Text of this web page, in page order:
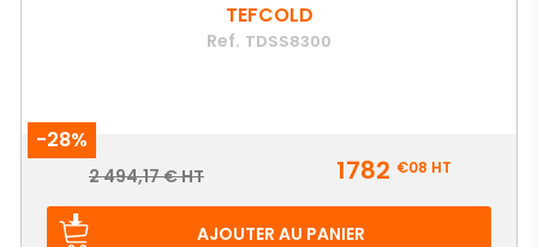
TEFCOLD
Ref. TDSS8300
-28%
Prix
Prix
2 494,17 € HT 1782 €08 HT
AJOUTER AU PANIER